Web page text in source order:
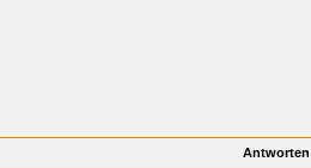
Antworten